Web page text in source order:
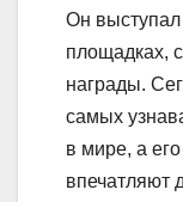
Он
площадках,
награды.
самых
в мире, а
впечатляют